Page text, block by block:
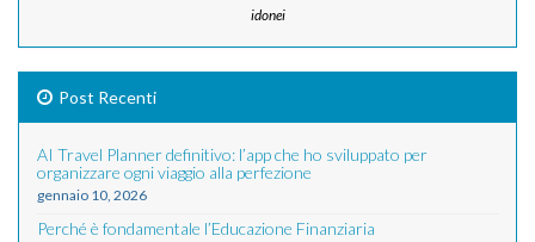
idonei
Post Recenti
AI Travel Planner definitivo: l’app che ho sviluppato per
organizzare ogni viaggio alla perfezione
gennaio 10, 2026
Perché è fondamentale l’Educazione Finanziaria